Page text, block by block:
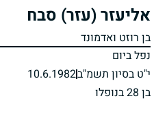
אליעזר (עזר) סבח
בן רוזט ואדמונד
נפל ביום
י"ט בסיון תשמ"ב10.6.1982
בן 28 בנופלו